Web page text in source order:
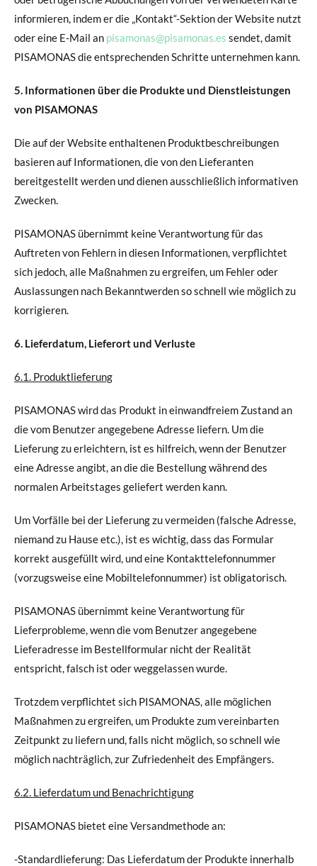
informieren, indem er die „Kontakt“-Sektion der Website nutzt
oder eine E-Mail an pisamonas@pisamonas.es sendet, damit
PISAMONAS die entsprechenden Schritte unternehmen kann.
5. Informationen über die Produkte und Dienstleistungen
von PISAMONAS
Die auf der Website enthaltenen Produktbeschreibungen
basieren auf Informationen, die von den Lieferanten
bereitgestellt werden und dienen ausschließlich informativen
Zwecken.
PISAMONAS übernimmt keine Verantwortung für das
Auftreten von Fehlern in diesen Informationen, verpflichtet
sich jedoch, alle Maßnahmen zu ergreifen, um Fehler oder
Auslassungen nach Bekanntwerden so schnell wie möglich zu
korrigieren.
6. Lieferdatum, Lieferort und Verluste
6.1. Produktlieferung
PISAMONAS wird das Produkt in einwandfreiem Zustand an
die vom Benutzer angegebene Adresse liefern. Um die
Lieferung zu erleichtern, ist es hilfreich, wenn der Benutzer
eine Adresse angibt, an die die Bestellung während des
normalen Arbeitstages geliefert werden kann.
Um Vorfälle bei der Lieferung zu vermeiden (falsche Adresse,
niemand zu Hause etc.), ist es wichtig, dass das Formular
korrekt ausgefüllt wird, und eine Kontakttelefonnummer
(vorzugsweise eine Mobiltelefonnummer) ist obligatorisch.
PISAMONAS übernimmt keine Verantwortung für
Lieferprobleme, wenn die vom Benutzer angegebene
Lieferadresse im Bestellformular nicht der Realität
entspricht, falsch ist oder weggelassen wurde.
Trotzdem verpflichtet sich PISAMONAS, alle möglichen
Maßnahmen zu ergreifen, um Produkte zum vereinbarten
Zeitpunkt zu liefern und, falls nicht möglich, so schnell wie
möglich nachträglich, zur Zufriedenheit des Empfängers.
6.2. Lieferdatum und Benachrichtigung
PISAMONAS bietet eine Versandmethode an:
-Standardlieferung: Das Lieferdatum der Produkte innerhalb